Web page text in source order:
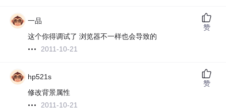
一品
这个你得调试了 浏览器不一样也会导致的
2011-10-21
赞
hp521s
修改背景属性
2011-10-21
赞